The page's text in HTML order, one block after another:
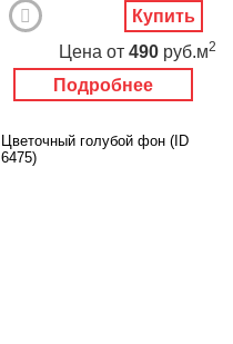
Подробнее
Цена от 490 руб.м2
Купить
Цветочный голубой фон (ID
6475)